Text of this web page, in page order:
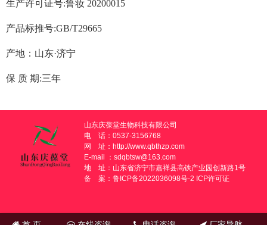
生产许可证号:鲁妆 20200015
产品标推号:GB/T29665
产地：山东·济宁
保 质 期:三年
山东庆葆堂生物科技有限公司
电 话：0537-3156768
网 址：http://www.qbthzp.com
E-mail ：sdqbtsw@163.com
地 址：山东省济宁市嘉祥县高铁产业园创新路1号
备 案：鲁ICP备2022036098号-2 ICP许可证